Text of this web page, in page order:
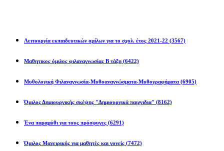
Λειτουργία εκπαιδευτικών ομίλων για το σχολ. έτος 2021-22 (3567)
Μαθητικος όμιλος φιλαναγνωσίας Β τάξη (6422)
Μυθολογική Φιλαναγνωσία-Μυθοαναγνώσματα-Μυθογραφήματα (6905)
Όμιλος Δημιουργικής σκέψης "Δημιουργικά παιχνιδια" (8162)
Ένα παραμύθι για τους πρόσφυγες (6291)
Όμιλος Μαγειρικής για μαθητές και γονείς (7472)